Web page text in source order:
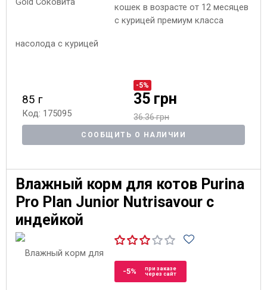
кошек в возрасте от 12 месяцев
с курицей премиум класса
85 г
Код: 175095
-5%
35 грн
36.36 грн
СООБЩИТЬ О НАЛИЧИИ
Влажный корм для котов Purina
Pro Plan Junior Nutrisavour с
индейкой
-5%
при заказе
через сайт